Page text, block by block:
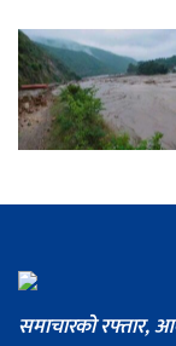
समाचारको रफ्तार,